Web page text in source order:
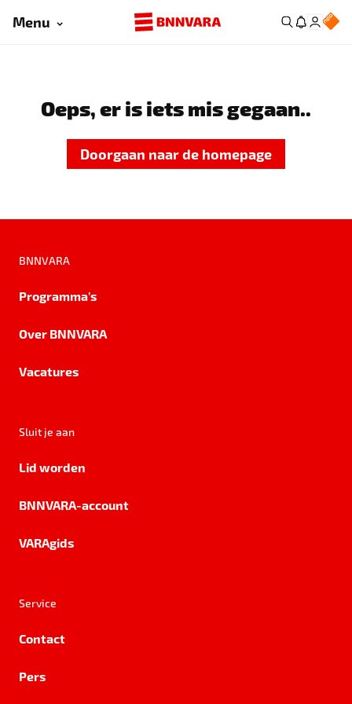
Menu
Oeps, er is iets mis gegaan..
Doorgaan naar de homepage
BNNVARA
Programma's
Over BNNVARA
Vacatures
Sluit je aan
Lid worden
BNNVARA-account
VARAgids
Service
Contact
Pers